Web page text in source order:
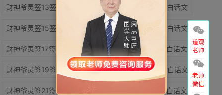
财神爷灵签13签详解白话文 财神爷灵签14签详解白话文
财神爷灵签15签详解白话文 财神爷灵签16签详解白话文
财神爷灵签17签详解白话文 财神爷灵签18签详解白话文
财神爷灵签19签详解白话文 财神爷灵签20签详解白话文
财神爷灵签21签详解白话文 财神爷灵签22签详解白话文
道观
老师
老师
微信